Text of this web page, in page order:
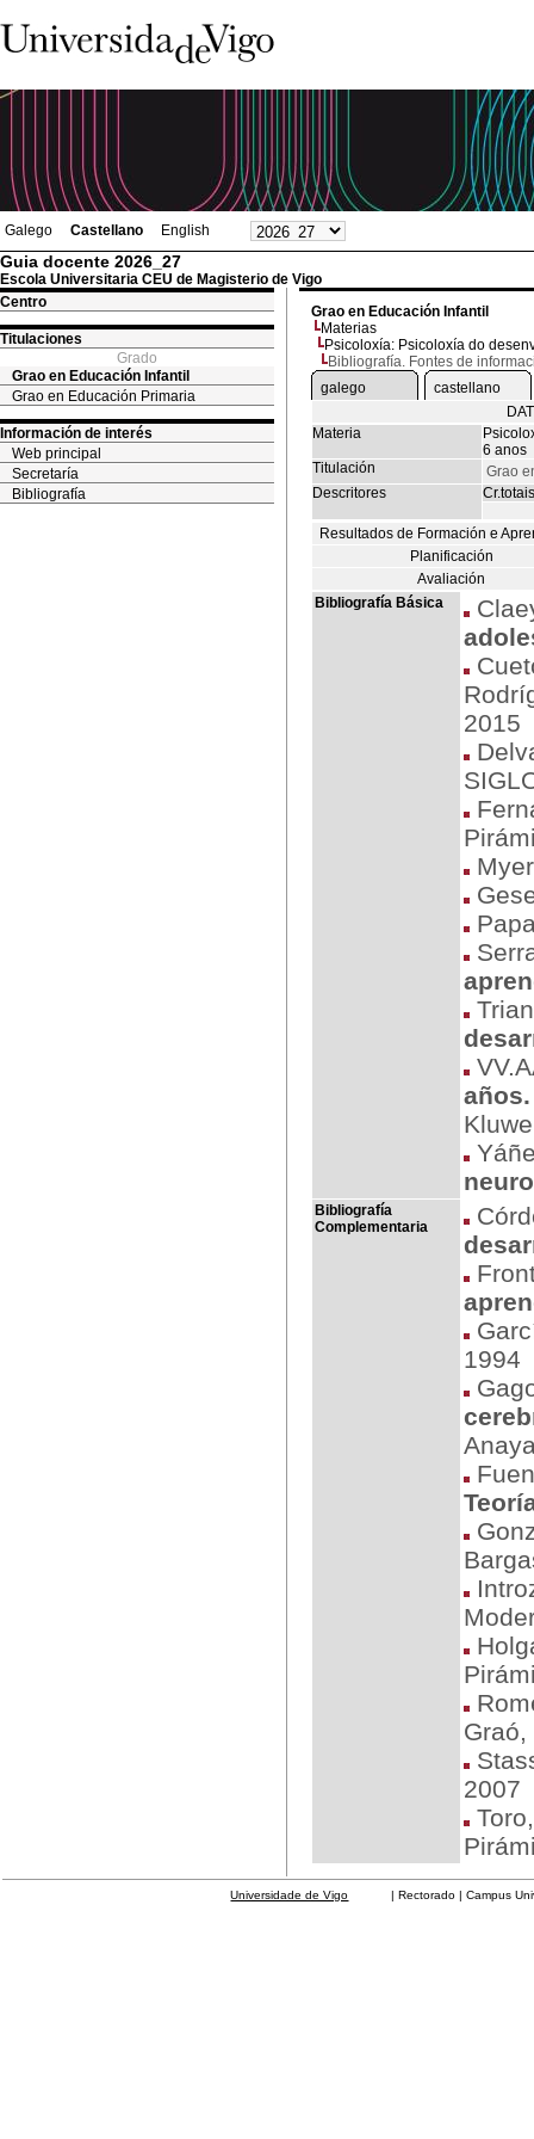
Galego Castellano English
Guia docente 2026_27
Escola Universitaria CEU de Magisterio de Vigo
Centro
Titulaciones
Grado
Grao en Educación Infantil
Grao en Educación Primaria
Información de interés
Web principal
Secretaría
Bibliografía
Grao en Educación Infantil
Materias
Psicoloxía: Psicoloxía do
Bibliografía. Fontes de
galego
castellano
Materia
6 anos
Titulación
Grao
Descritores
Cr.totais
Resultados de Formación e
Planificación
Avaliación
Bibliografía Básica
2015
Bibliografía
Complementaria
1994
Graó,
2007
Universidade de Vigo | Rectorado | Campus